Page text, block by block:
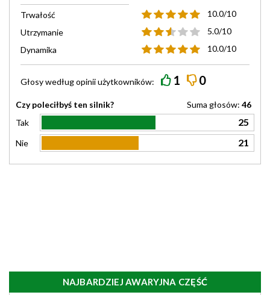
Trwałość
10.0/10
Utrzymanie
5.0/10
Dynamika
10.0/10
Głosy wedługopiniiużytkowników: 1 0
Czy poleciłbyś ten silnik? Suma głosów: 46
Tak
25
Nie 21
NAJBARDZIEJ AWARYJNA CZĘŚĆ